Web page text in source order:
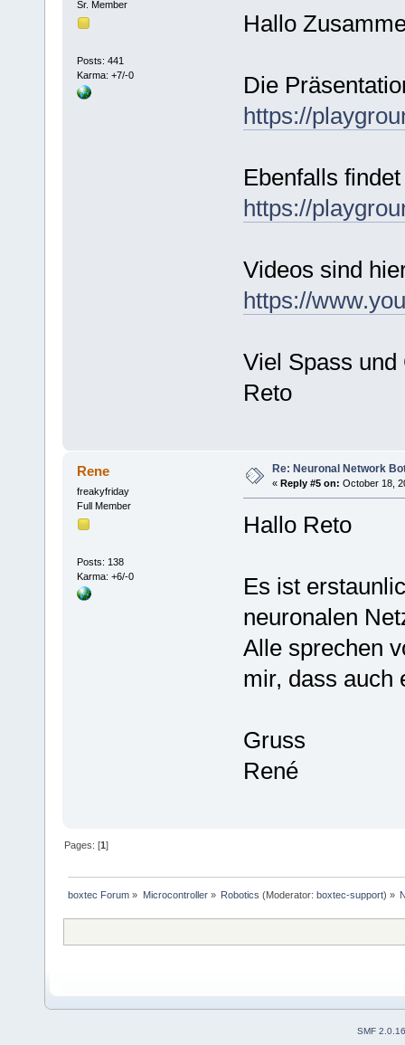
Sr. Member
Posts: 441
Karma: +7/-0
Hallo
Die
https://
Ebenfalls
https://
Videos sind
https://
Viel Spass und
Reto
Rene
freakyfriday
Full Member
Posts: 138
Karma: +6/-0
Re: Neuronal Network
« Reply #5 on: October 18,
Hallo Reto
Es ist
neuronalen
Alle sprechen
mir, dass auch
Gruss
René
Pages: [1]
boxtec Forum » Microcontroller» Robotics (Moderator: boxtec-support) »
SMF 2.0.16